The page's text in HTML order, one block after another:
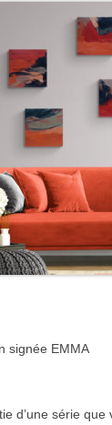
signée EMMA
d’une série